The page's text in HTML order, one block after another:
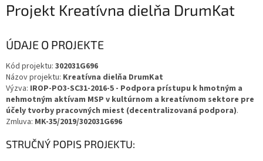
Projekt Kreatívna dielňa DrumKat
ÚDAJE O PROJEKTE
Kód projektu: 302031G696
Názov projektu: Kreatívna dielňa DrumKat
Výzva: IROP-PO3-SC31-2016-5 - Podpora prístupu k hmotným a
nehmotným aktívam MSP v kultúrnom a kreatívnom sektore pre
účely tvorby pracovných miest (decentralizovaná podpora).
Zmluva: MK-35/2019/302031G696
STRUČNÝ POPIS PROJEKTU: